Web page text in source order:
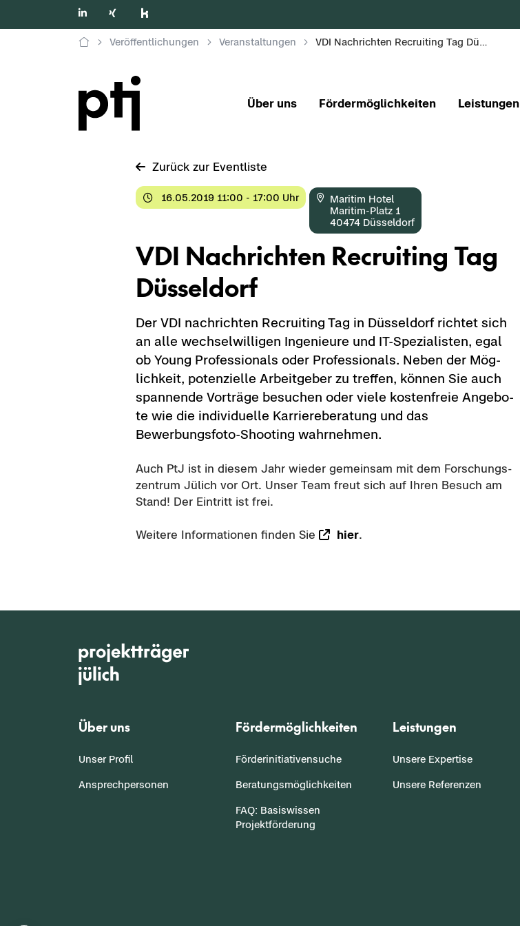
Veröffentlichungen Veranstaltungen VDI Nachrichten Recruiting Tag Düsseldorf
Über uns Fördermöglichkeiten Leistungen
Zu­rück zur Event­lis­te
16.05.2019 11:00 - 17:00 Uhr
Ma­ri­tim Hotel
Maritim-​Platz 1
40474 Düs­sel­dorf
VDI Nach­rich­ten Re­crui­ting Tag
Düs­sel­dorf
Der VDI nach­rich­ten Re­crui­ting Tag in Düs­sel­dorf rich­tet sich
an alle wech­sel­wil­li­gen In­ge­nieu­re und IT-​Spezialisten, egal
ob Young Pro­fes­sio­nals oder Pro­fes­sio­nals. Neben der Mög­
lich­keit, po­ten­zi­el­le Ar­beit­ge­ber zu tref­fen, kön­nen Sie auch
span­nen­de Vor­trä­ge be­su­chen oder viele kos­ten­freie An­ge­bo­
te wie die in­di­vi­du­el­le Kar­rie­re­be­ra­tung und das
Bewerbungsfoto-​Shooting wahr­neh­men.
Auch PtJ ist in die­sem Jahr wie­der ge­mein­sam mit dem For­schungs­
zen­trum Jü­lich vor Ort. Unser Team freut sich auf Ihren Be­such am
Stand! Der Ein­tritt ist frei.
Wei­te­re In­for­ma­tio­nen fin­den Sie hier.
Über uns
Unser Profil
Ansprechpersonen
Fördermöglichkeiten
Förderinitiativensuche
Beratungsmöglichkeiten
FAQ: Basiswissen
Projektförderung
Leistungen
Unsere Expertise
Unsere Referenzen